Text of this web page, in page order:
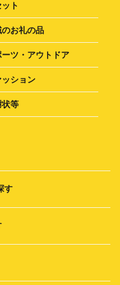
ト
のお礼の品
ーツ・アウトドア
ッション
状等
す